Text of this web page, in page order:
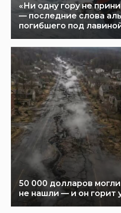
«Ни одну гору не
— последние слова
погибшего под
50 000 долларов
не нашли — и он горит